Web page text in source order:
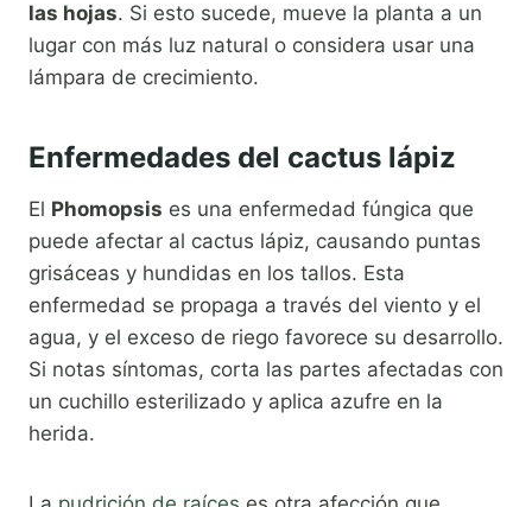
las hojas. Si esto sucede, mueve la planta a un
lugar con más luz natural o considera usar una
lámpara de crecimiento.
Enfermedades del cactus lápiz
El Phomopsis es una enfermedad fúngica que
puede afectar al cactus lápiz, causando puntas
grisáceas y hundidas en los tallos. Esta
enfermedad se propaga a través del viento y el
agua, y el exceso de riego favorece su desarrollo.
Si notas síntomas, corta las partes afectadas con
un cuchillo esterilizado y aplica azufre en la
herida.